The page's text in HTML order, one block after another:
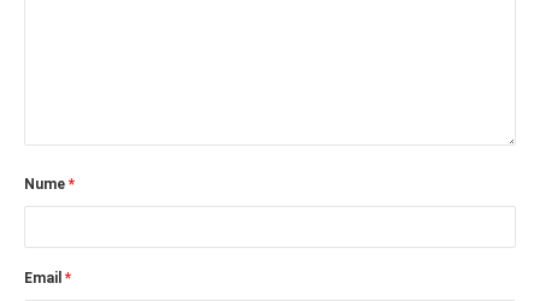
Nume *
Email *